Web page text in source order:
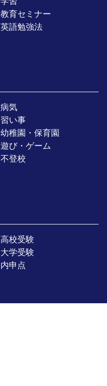
教育セミナー
英語勉強法
病気
習い事
幼稚園・保育園
遊び・ゲーム
不登校
高校受験
大学受験
内申点